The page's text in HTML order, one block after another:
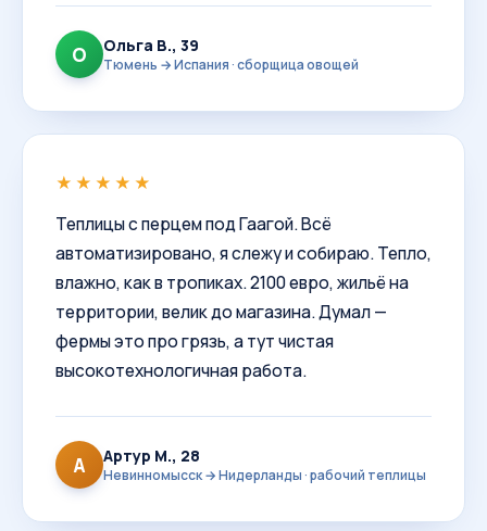
О Ольга В., 39
Тюмень → Испания · сборщица овощей
★★★★★
Теплицы с перцем под Гаагой. Всё
автоматизировано, я слежу и собираю. Тепло,
влажно, как в тропиках. 2100 евро, жильё на
территории, велик до магазина. Думал —
фермы это про грязь, а тут чистая
высокотехнологичная работа.
А Артур М., 28
Невинномысск → Нидерланды · рабочий теплицы